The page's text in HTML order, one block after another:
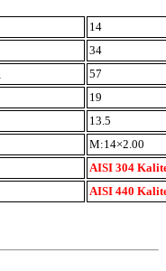
14
34
57
19
13.5
M:14×2.00
AISI 304
AISI 440